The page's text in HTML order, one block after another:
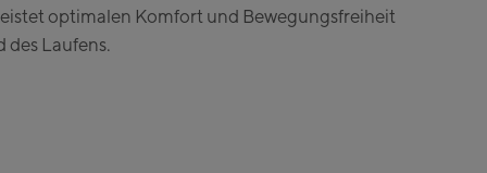
/ Top station)
optimalen Komfort und Bewegungsfreiheit
des Laufens.